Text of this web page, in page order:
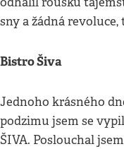
sny a žádná revoluce,
Bistro Šiva
Jednoho krásného
podzimu jsem se
ŠIVA. Poslouchal